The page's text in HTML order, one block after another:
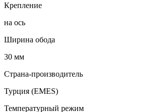
Крепление
на ось
Ширина обода
30 мм
Страна-производитель
Турция (EMES)
Температурный режим